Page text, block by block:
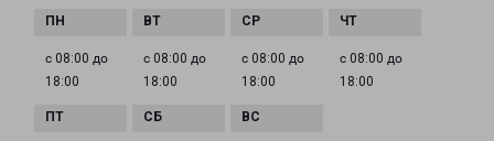
с 08:00 до
18:00
с 08:00 до
18:00
с 08:00 до
18:00
с 08:00 до
18:00